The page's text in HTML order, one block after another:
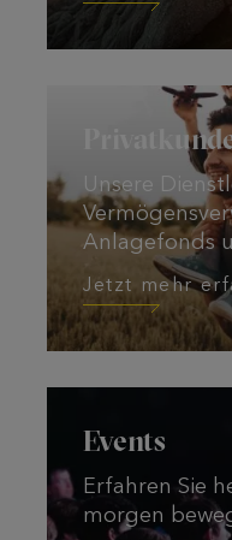
Unsere
Anlagefonds
Jetzt mehr
Jetzt mehr erfahren
Events
Erfahren Sie
morgen